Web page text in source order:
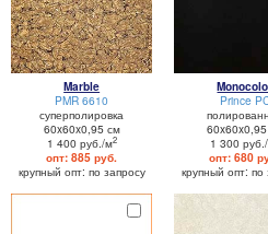
Marble
PMR 6610
суперполировка
60x60x0,95 см
1 400 руб./м2
опт: 885 руб.
крупный опт: по запросу
Prince
1 300
опт: 680
крупный опт: по